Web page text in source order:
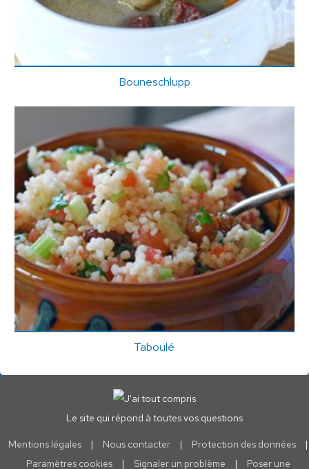
Bouneschlupp
Taboulé
Le site qui répond à toutes vos questions
Mentions légales | Nous contacter | Protection des données
|
Paramètres cookies
| Signaler un problème | Poser une